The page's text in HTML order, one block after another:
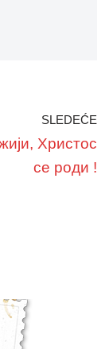
SLEDEĆE
Христос
се роди !